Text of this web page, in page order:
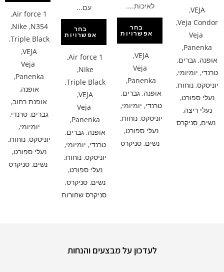
VEJA
,
Veja Condor
,
Veja
Panenka
,
אופנה,גברים,
טרנדי, יומיומי,
יוניסקס,נוחות,
נעלי ספורט,
נעלי ריצה,
נשים, סניקרס
לאיכות....
בחר
אפשרויות
VEJA
,
Veja
Panenka
,
אופנה,גברים,
טרנדי, יומיומי,
יוניסקס,נוחות,
נעלי ספורט,
נשים, סניקרס
עם...
בחר
אפשרויות
Air force 1
,
Nike
,
Triple Black
,
VEJA
,
Veja
Panenka
,
אופנה,גברים,
טרנדי, יומיומי,
יוניסקס,נוחות,
נעלי ספורט,
נשים,סניקרס,
סניקרס שחורות
Air force 1
,
N354
,
Nike
,
Triple Black
,
VEJA
,
Veja
Panenka
,
אופנה,
אופנת רחוב,
גברים, טרנדי,
יומיומי,
יוניסקס,נוחות,
נעלי ספורט,
נשים, סניקרס
לעדכון על מבצעים והנחות